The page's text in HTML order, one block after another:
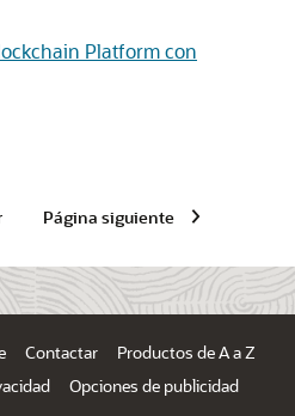
Platform con
Página siguiente
Contactar
Productos de A a Z
Opciones de publicidad